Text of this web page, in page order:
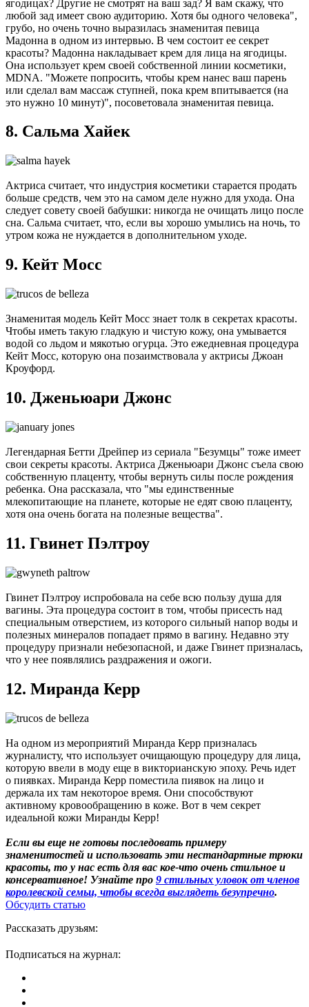
ягодицах? Другие не смотрят на ваш зад? Я вам скажу, что
любой зад имеет свою аудиторию. Хотя бы одного человека",
грубо, но очень точно выразилась знаменитая певица
Мадонна в одном из интервью. В чем состоит ее секрет
красоты? Мадонна накладывает крем для лица на ягодицы.
Она использует крем своей собственной линии косметики,
MDNA. "Можете попросить, чтобы крем нанес ваш парень
или сделал вам массаж ступней, пока крем впитывается (на
это нужно 10 минут)", посоветовала знаменитая певица.
8. Сальма Хайек
Актриса считает, что индустрия косметики старается продать
больше средств, чем это на самом деле нужно для ухода. Она
следует совету своей бабушки: никогда не очищать лицо после
сна. Сальма считает, что, если вы хорошо умылись на ночь, то
утром кожа не нуждается в дополнительном уходе.
9. Кейт Мосс
Знаменитая модель Кейт Мосс знает толк в секретах красоты.
Чтобы иметь такую гладкую и чистую кожу, она умывается
водой со льдом и мякотью огурца. Это ежедневная процедура
Кейт Мосс, которую она позаимствовала у актрисы Джоан
Кроуфорд.
10. Дженьюари Джонс
Легендарная Бетти Дрейпер из сериала "Безумцы" тоже имеет
свои секреты красоты. Актриса Дженьюари Джонс съела свою
собственную плаценту, чтобы вернуть силы после рождения
ребенка. Она рассказала, что "мы единственные
млекопитающие на планете, которые не едят свою плаценту,
хотя она очень богата на полезные вещества".
11. Гвинет Пэлтроу
Гвинет Пэлтроу испробовала на себе всю пользу душа для
вагины. Эта процедура состоит в том, чтобы присесть над
специальным отверстием, из которого сильный напор воды и
полезных минералов попадает прямо в вагину. Недавно эту
процедуру признали небезопасной, и даже Гвинет призналась,
что у нее появлялись раздражения и ожоги.
12. Миранда Керр
На одном из мероприятий Миранда Керр призналась
журналисту, что использует очищающую процедуру для лица,
которую ввели в моду еще в викторианскую эпоху. Речь идет
о пиявках. Миранда Керр поместила пиявок на лицо и
держала их там некоторое время. Они способствуют
активному кровообращению в коже. Вот в чем секрет
идеальной кожи Миранды Керр!
Если вы еще не готовы последовать примеру
знаменитостей и использовать эти нестандартные трюки
красоты, то у нас есть для вас кое-что очень стильное и
консервативное! Узнайте про 9 стильных уловок от членов
королевской семьи, чтобы всегда выглядеть безупречно.
Обсудить статью
Рассказать друзьям:
Подписаться на журнал: